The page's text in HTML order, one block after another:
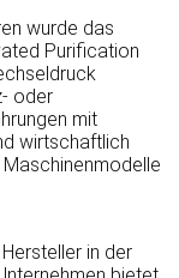
wurde das
Purification
oder
mit
wirtschaftlich
Maschinenmodelle
in der